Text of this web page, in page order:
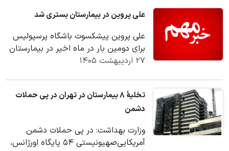
علی پروین در بیمارستان بستری شد
علی پروین پیشکسوت باشگاه پرسپولیس
برای دومین بار در ماه اخیر در بیمارستان
بستری شد.
۲۷ اردیبهشت ۱۴۰۵
تخلیۀ ۸ بیمارستان در تهران در پی حملات
دشمن
وزارت بهداشت: در پی حملات دشمن
آمریکایی‌صهیونیستی ۵۴ پایگاه اورژانس،